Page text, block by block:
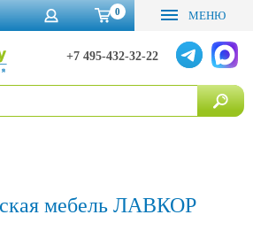
0 МЕНЮ
+7 495-432-32-22
мебель ЛАВКОР